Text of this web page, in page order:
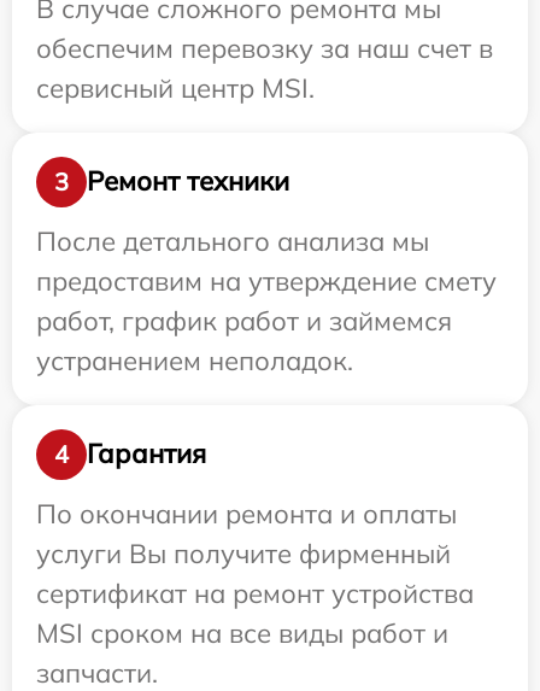
В случае сложного ремонта мы
обеспечим перевозку за наш счет в
сервисный центр MSI.
3
Ремонт техники
После детального анализа мы
предоставим на утверждение смету
работ, график работ и займемся
устранением неполадок.
4
Гарантия
По окончании ремонта и оплаты
услуги Вы получите фирменный
сертификат на ремонт устройства
MSI сроком на все виды работ и
запчасти.